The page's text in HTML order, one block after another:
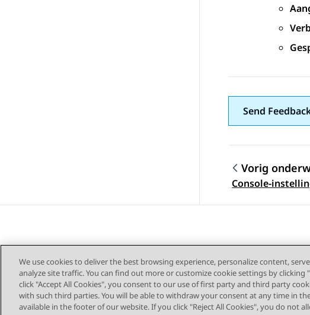
Send
Topic
Vorig
Console-
Siteoverzicht
We use cookies to deliver the best browsing experience, personalize content,
analyze site traffic. You can find out more or customize cookie settings by clicking
click "Accept All Cookies", you consent to our use of first party and third party
with such third parties. You will be able to withdraw your consent at any time in
available in the footer of our website. If you click "Reject All Cookies", you do not